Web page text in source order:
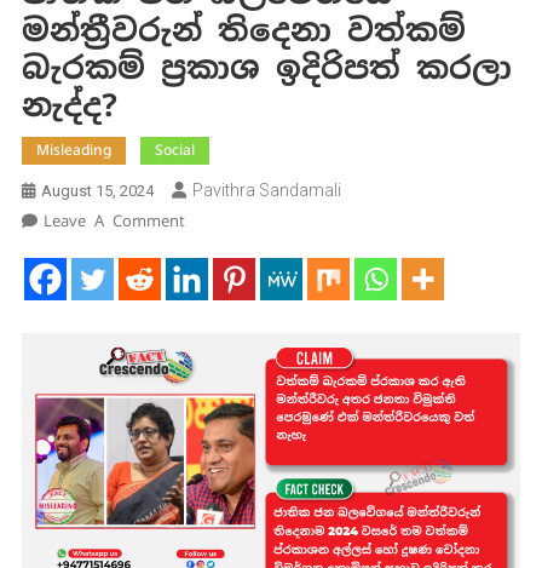
මන්ත්‍රීවරුන් තිදෙනා වත්කම්
බැරකම් ප්‍රකාශ ඉදිරිපත් කරලා
නැද්ද?
Misleading Social
August 15, 2024 Pavithra Sandamali
Leave A CommentOn
ජන
බලවේගයේ
තිදෙනා
වත්කම්
බැරකම්
ප්‍රකාශ
ඉදිරිපත්
කරලා
නැද්ද?